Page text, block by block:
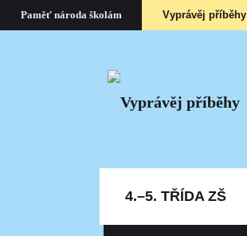
Paměť národa školám Vyprávěj příběhy
4.–5. TŘÍDA ZŠ